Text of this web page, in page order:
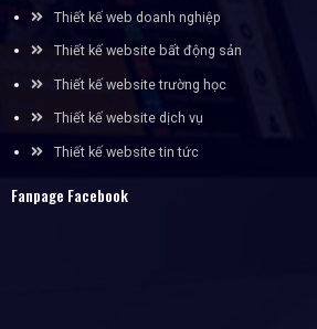
Thiết kế web doanh nghiệp
Thiết kế website bất động sản
Thiết kế website trường học
Thiết kế website dịch vụ
Thiết kế website tin tức
Fanpage Facebook